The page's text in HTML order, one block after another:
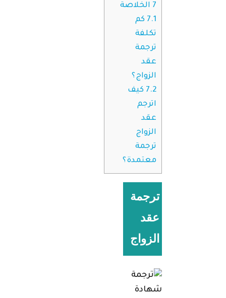
7 الخلاصة
7.1 كم
تكلفة
ترجمة
عقد
الزواج؟
7.2 كيف
اترجم
عقد
الزواج
ترجمة
معتمدة؟
ترجمة
عقد
الزواج